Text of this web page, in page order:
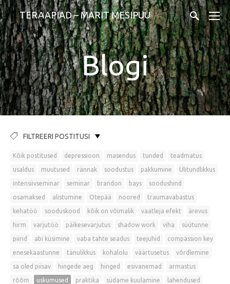
TERAAPIAD – MARIT MESIPUU
Blogi
FILTREERI POSTITUSI
Kõik postitused depressioon masendus tunded teadmatus
usaldus muutused rännak soodustus pakkumine Ülitundlikkus
intensiivseminar seminar brandon bays soodushind
osamaksed alistumine Otepää noored traumavabastus
kehatöö sooduskood kõik on võimalik vaatleja efekt ärevus
hirm varjutöö päikesevarjutus shadow work viha süütunne
piirid abi küsimine vaba tahte seadus teejuhid compassion key
enesekaastunne tänulikkus kohalolu väärtusetus võrdlemine
sa oled piisav hingede aeg hinged esivanemad armastus
rõõm uskumused praktika südame kuulamine lahendused